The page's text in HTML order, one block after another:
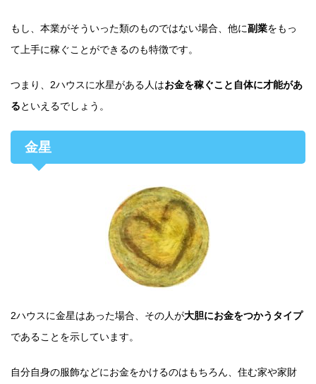
もし、本業がそういった類のものではない場合、他に副業をもっ
て上手に稼ぐことができるのも特徴です。
つまり、2ハウスに水星がある人はお金を稼ぐこと自体に才能があ
るといえるでしょう。
金星
2ハウスに金星はあった場合、その人が大胆にお金をつかうタイプ
であることを示しています。
自分自身の服飾などにお金をかけるのはもちろん、住む家や家財